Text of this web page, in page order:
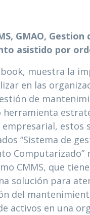
GMAO, Gestion
asistido por
muestra la
en las
de
herramienta
estos
“Sistema de
Computarizado”
CMMS, que
solución para
del
activos en una